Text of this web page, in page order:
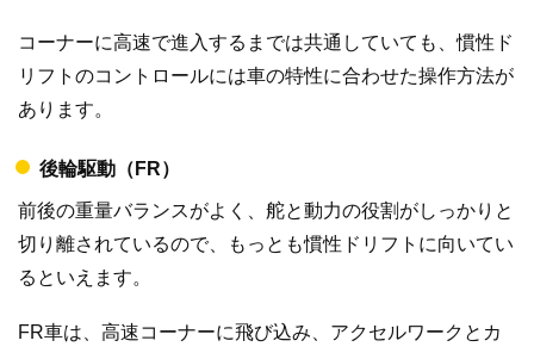
コーナーに高速で進入するまでは共通していても、慣性ド
リフトのコントロールには車の特性に合わせた操作方法が
あります。
後輪駆動（FR）
前後の重量バランスがよく、舵と動力の役割がしっかりと
切り離されているので、もっとも慣性ドリフトに向いてい
るといえます。
FR車は、高速コーナーに飛び込み、アクセルワークとカ